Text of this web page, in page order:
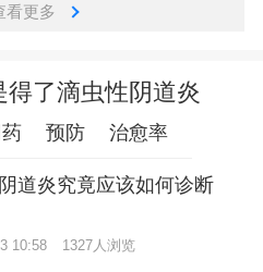
看更多
了滴虫性阴道炎
预防 治愈率
道炎究竟应该如何诊断
10:58 1327人浏览